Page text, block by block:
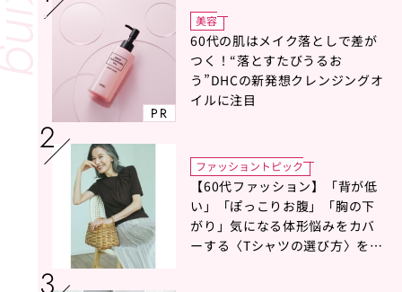
PR
美容
60代の肌はメイク落としで差が
つく！“落とすたびうるお
う”DHCの新発想クレンジングオ
イルに注目
ファッショントピック
【60代ファッション】「背が低
い」「ぽっこりお腹」「胸の下
がり」気になる体形悩みをカバ
ーする〈Tシャツの選び方〉をス